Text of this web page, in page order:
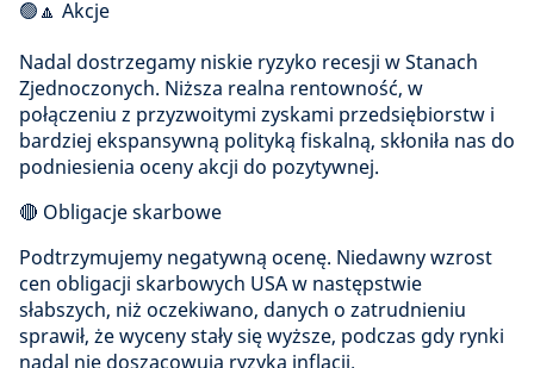
🟢🔼 Akcje
Nadal dostrzegamy niskie ryzyko recesji w Stanach
Zjednoczonych. Niższa realna rentowność, w
połączeniu z przyzwoitymi zyskami przedsiębiorstw i
bardziej ekspansywną polityką fiskalną, skłoniła nas do
podniesienia oceny akcji do pozytywnej.
🔴 Obligacje skarbowe
Podtrzymujemy negatywną ocenę. Niedawny wzrost
cen obligacji skarbowych USA w następstwie
słabszych, niż oczekiwano, danych o zatrudnieniu
sprawił, że wyceny stały się wyższe, podczas gdy rynki
nadal nie doszacowują ryzyka inflacji.